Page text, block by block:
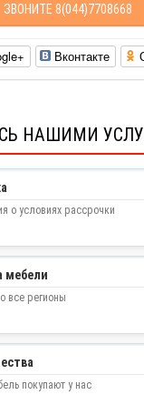
ЗВОНИТЕ 8(044)7708668
Вконтакте
НАШИМИ
о условиях рассрочки
мебели
все регионы
покупают у нас